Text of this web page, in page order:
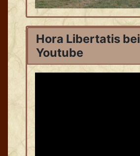
Hora Libertatis bei
Youtube